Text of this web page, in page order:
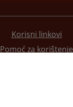
Korisni linkovi
Pomoć za korištenje